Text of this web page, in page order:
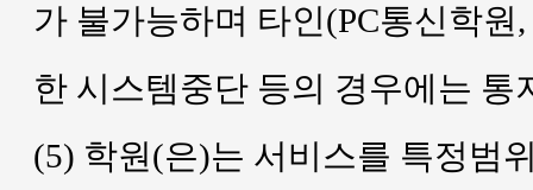
가 불가능하며 타인(PC통신학
한 시스템중단 등의 경우에는 통
(5) 학원(은)는 서비스를 특정범